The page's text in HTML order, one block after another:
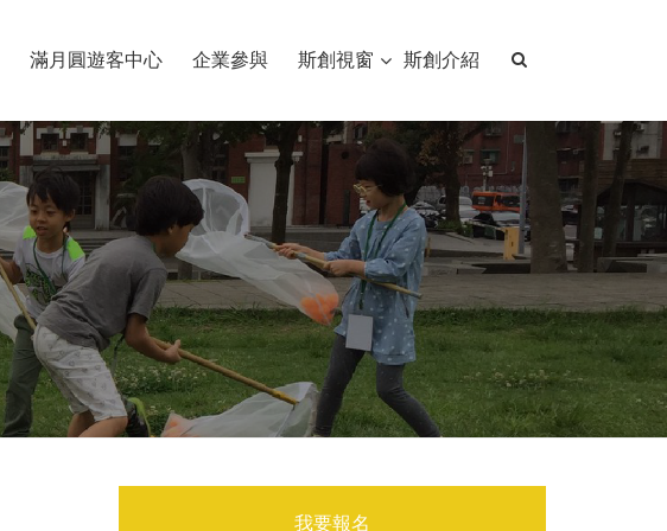
滿月圓遊客中心 企業參與 斯創視窗 斯創介紹
我要報名